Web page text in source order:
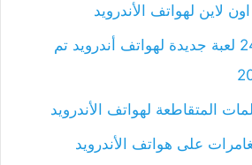
لعشاق الألعاب 24 لعبة جديدة لهواتف أندرويد تم
المتقاطعة لهواتف الأندرويد
على هواتف الأندرويد